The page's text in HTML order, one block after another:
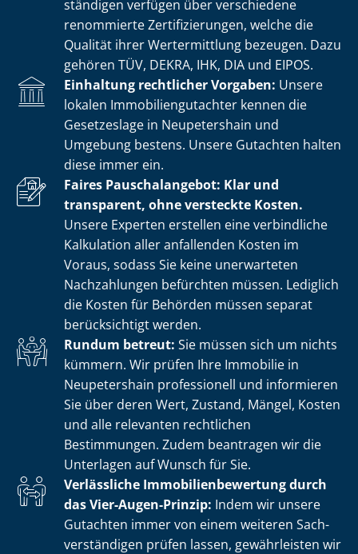
stän­di­gen verfügen über verschiedene
renommierte Zer­ti­fi­zie­run­gen, welche die
Qualität ihrer Wertermittlung bezeugen. Dazu
gehören TÜV, DEKRA, IHK, DIA und EIPOS.
Einhaltung rechtlicher Vorgaben: Unsere
lokalen Im­mo­bi­li­en­gut­ach­ter kennen die
Gesetzeslage in Neupetershain und
Umgebung bestens. Unsere Gutachten halten
diese immer ein.
Faires Pauschalangebot: Klar und
transparent, ohne versteckte Kosten.
Unsere Experten erstellen eine verbindliche
Kalkulation aller anfallenden Kosten im
Voraus, sodass Sie keine unerwarteten
Nachzahlungen befürchten müssen. Lediglich
die Kosten für Behörden müssen separat
berücksichtigt werden.
Rundum betreut: Sie müssen sich um nichts
kümmern. Wir prüfen Ihre Immobilie in
Neupetershain professionell und informieren
Sie über deren Wert, Zustand, Mängel, Kosten
und alle relevanten rechtlichen
Bestimmungen. Zudem beantragen wir die
Unterlagen auf Wunsch für Sie.
Verlässliche Im­mo­bi­li­en­be­wer­tung durch
das Vier-Augen-Prinzip: Indem wir unsere
Gutachten immer von einem weiteren Sach­
ver­stän­di­gen prüfen lassen, gewährleisten wir